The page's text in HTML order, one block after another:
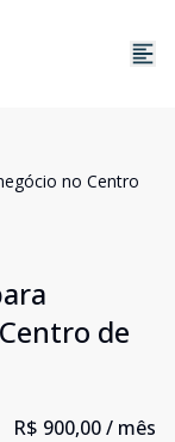
no Centro
de
R$ 900,00/ mês